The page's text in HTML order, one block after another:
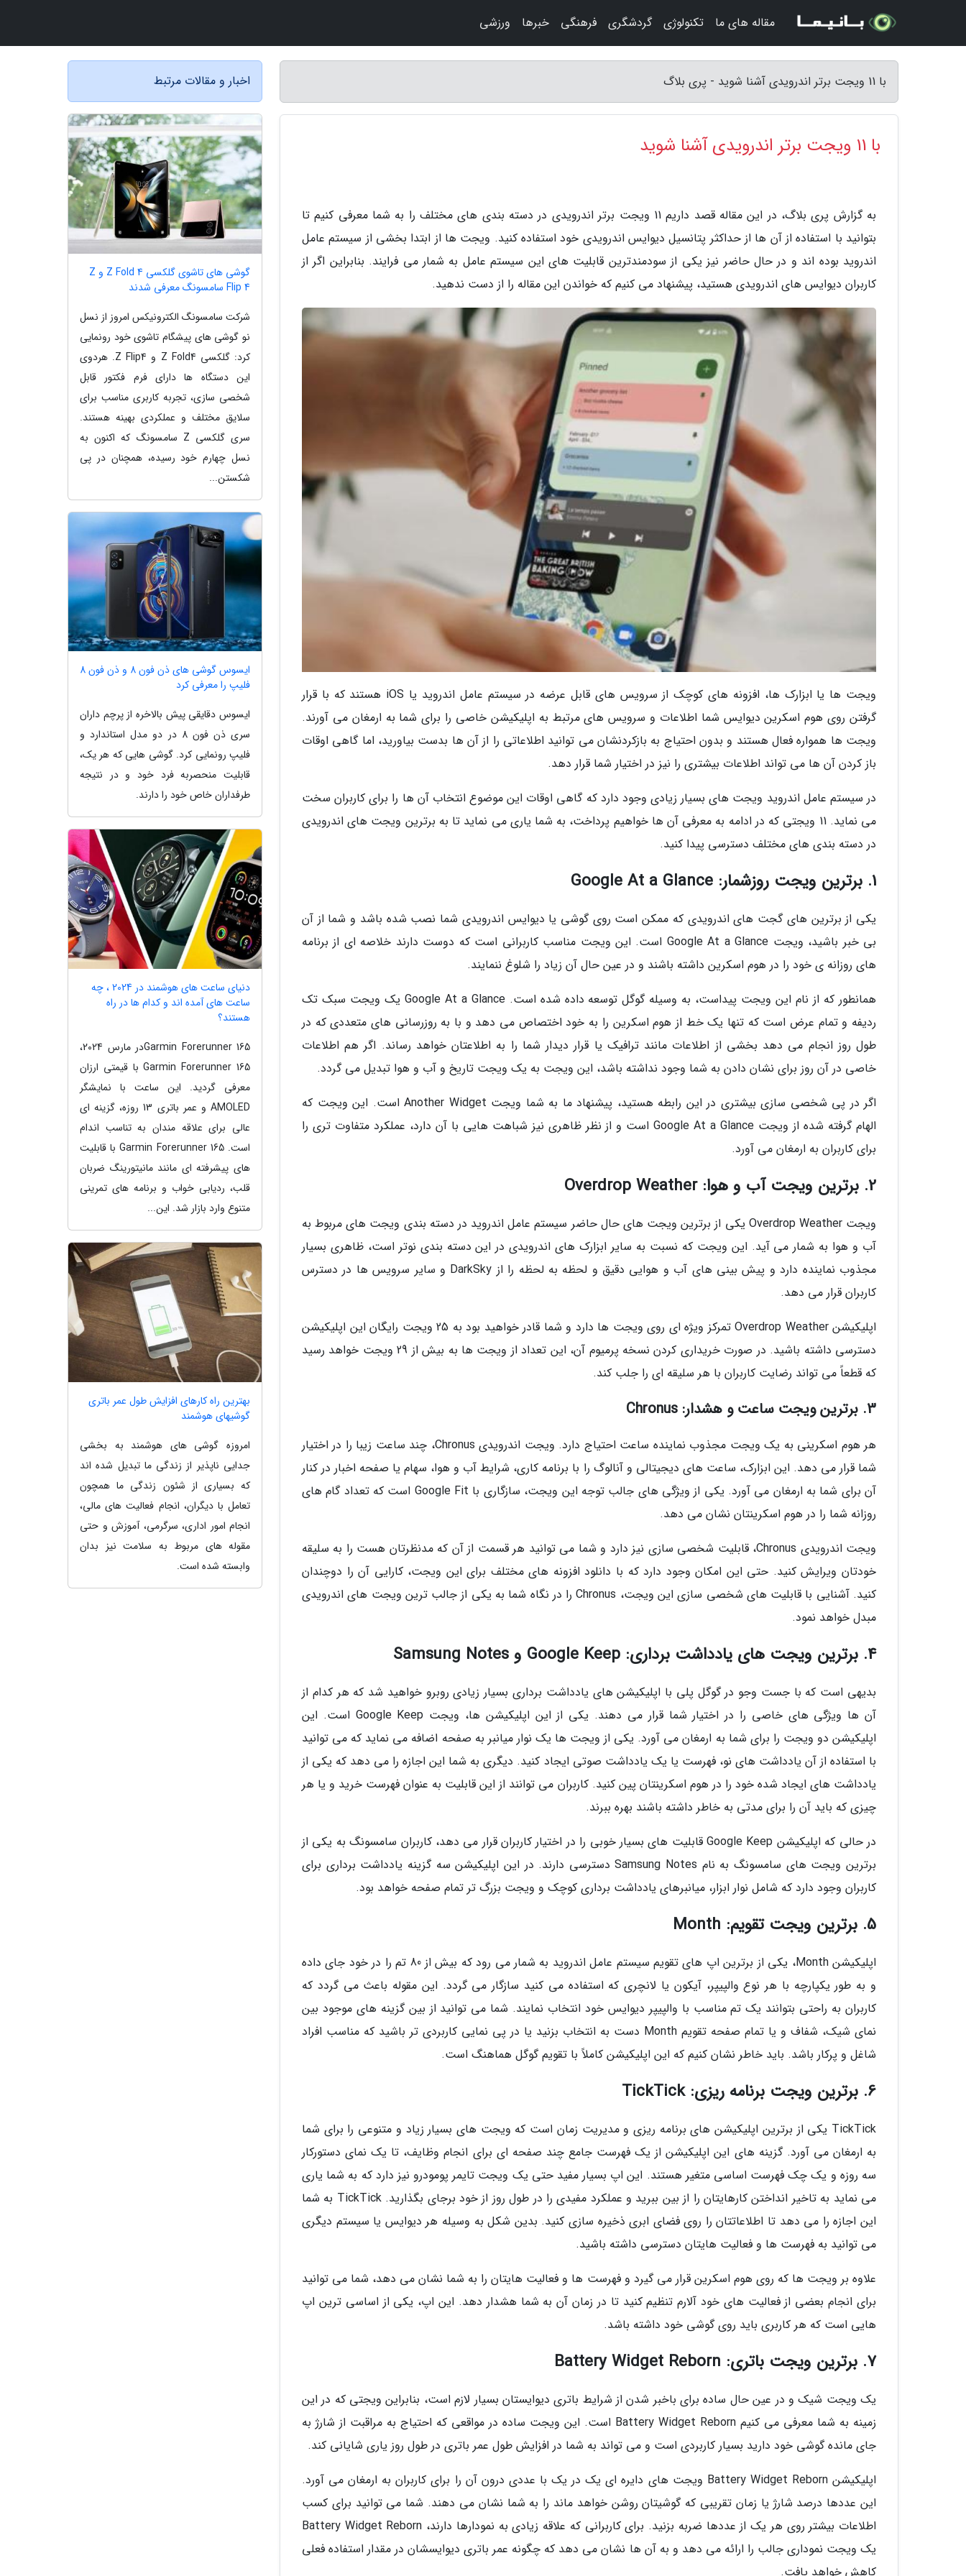
با 11 ویجت برتر اندرویدی آشنا شوید - پری بلاگ
با 11 ویجت برتر اندرویدی آشنا شوید
به گزارش پری بلاگ، در این مقاله قصد داریم 11 ویجت برتر اندرویدی در دسته بندی های مختلف را به شما معرفی کنیم تا
بتوانید با استفاده از آن ها از حداکثر پتانسیل دیوایس اندرویدی خود استفاده کنید. ویجت ها از ابتدا بخشی از سیستم عامل
اندروید بوده اند و در حال حاضر نیز یکی از سودمندترین قابلیت های این سیستم عامل به شمار می فرایند. بنابراین اگر از
کاربران دیوایس های اندرویدی هستید، پیشنهاد می کنیم که خواندن این مقاله را از دست ندهید.
ویجت ها یا ابزارک ها، افزونه های کوچک از سرویس های قابل عرضه در سیستم عامل اندروید یا iOS هستند که با قرار
گرفتن روی هوم اسکرین دیوایس شما اطلاعات و سرویس های مرتبط به اپلیکیشن خاصی را برای شما به ارمغان می آورند.
ویجت ها همواره فعال هستند و بدون احتیاج به بازکردنشان می توانید اطلاعاتی را از آن ها بدست بیاورید، اما گاهی اوقات
باز کردن آن ها می تواند اطلاعات بیشتری را نیز در اختیار شما قرار دهد.
در سیستم عامل اندروید ویجت های بسیار زیادی وجود دارد که گاهی اوقات این موضوع انتخاب آن ها را برای کاربران سخت
می نماید. 11 ویجتی که در ادامه به معرفی آن ها خواهیم پرداخت، به شما یاری می نماید تا به برترین ویجت های اندرویدی
در دسته بندی های مختلف دسترسی پیدا کنید.
1. برترین ویجت روزشمار: Google At a Glance
یکی از برترین های گجت های اندرویدی که ممکن است روی گوشی یا دیوایس اندرویدی شما نصب شده باشد و شما از آن
بی خبر باشید، ویجت Google At a Glance است. این ویجت مناسب کاربرانی است که دوست دارند خلاصه ای از برنامه
های روزانه ی خود را در هوم اسکرین داشته باشند و در عین حال آن زیاد را شلوغ ننمایند.
همانطور که از نام این ویجت پیداست، به وسیله گوگل توسعه داده شده است. Google At a Glance یک ویجت سبک تک
ردیفه و تمام عرض است که تنها یک خط از هوم اسکرین را به خود اختصاص می دهد و با به روزرسانی های متعددی که در
طول روز انجام می دهد بخشی از اطلاعات مانند ترافیک یا قرار دیدار شما را به اطلاعتان خواهد رساند. اگر هم اطلاعات
خاصی در آن روز برای نشان دادن به شما وجود نداشته باشد، این ویجت به یک ویجت تاریخ و آب و هوا تبدیل می گردد.
اگر در پی شخصی سازی بیشتری در این رابطه هستید، پیشنهاد ما به شما ویجت Another Widget است. این ویجت که
الهام گرفته شده از ویجت Google At a Glance است و از نظر ظاهری نیز شباهت هایی با آن دارد، عملکرد متفاوت تری را
برای کاربران به ارمغان می آورد.
2. برترین ویجت آب و هوا: Overdrop Weather
ویجت Overdrop Weather یکی از برترین ویجت های حال حاضر سیستم عامل اندروید در دسته بندی ویجت های مربوط به
آب و هوا به شمار می آید. این ویجت که نسبت به سایر ابزارک های اندرویدی در این دسته بندی نوتر است، ظاهری بسیار
مجذوب نماینده دارد و پیش بینی های آب و هوایی دقیق و لحظه به لحظه را از DarkSky و سایر سرویس ها در دسترس
کاربران قرار می دهد.
اپلیکیشن Overdrop Weather تمرکز ویژه ای روی ویجت ها دارد و شما قادر خواهید بود به 25 ویجت رایگان این اپلیکیشن
دسترسی داشته باشید. در صورت خریداری کردن نسخه پرمیوم آن، این تعداد از ویجت ها به بیش از 29 ویجت خواهد رسید
که قطعاً می تواند رضایت کاربران با هر سلیقه ای را جلب کند.
3. برترین ویجت ساعت و هشدار: Chronus
هر هوم اسکرینی به یک ویجت مجذوب نماینده ساعت احتیاج دارد. ویجت اندرویدی Chronus، چند ساعت زیبا را در اختیار
شما قرار می دهد. این ابزارک، ساعت های دیجیتالی و آنالوگ را با برنامه کاری، شرایط آب و هوا، سهام یا صفحه اخبار در کنار
آن برای شما به ارمغان می آورد. یکی از ویژگی های جالب توجه این ویجت، سازگاری با Google Fit است که تعداد گام های
روزانه شما را در هوم اسکرینتان نشان می دهد.
ویجت اندرویدی Chronus، قابلیت شخصی سازی نیز دارد و شما می توانید هر قسمت از آن که مدنظرتان هست را به سلیقه
خودتان ویرایش کنید. حتی این امکان وجود دارد که با دانلود افزونه های مختلف برای این ویجت، کارایی آن را دوچندان
کنید. آشنایی با قابلیت های شخصی سازی این ویجت، Chronus را در نگاه شما به یکی از جالب ترین ویجت های اندرویدی
مبدل خواهد نمود.
4. برترین ویجت های یادداشت برداری: Google Keep و Samsung Notes
بدیهی است که با جست وجو در گوگل پلی با اپلیکیشن های یادداشت برداری بسیار زیادی روبرو خواهید شد که هر کدام از
آن ها ویژگی های خاصی را در اختیار شما قرار می دهند. یکی از این اپلیکیشن ها، ویجت Google Keep است. این
اپلیکیشن دو ویجت را برای شما به ارمغان می آورد. یکی از ویجت ها یک نوار میانبر به صفحه اضافه می نماید که می توانید
با استفاده از آن یادداشت های نو، فهرست یا یک یادداشت صوتی ایجاد کنید. دیگری به شما این اجازه را می دهد که یکی از
یادداشت های ایجاد شده خود را در هوم اسکرینتان پین کنید. کاربران می توانند از این قابلیت به عنوان فهرست خرید و یا هر
چیزی که باید آن را برای مدتی به خاطر داشته باشند بهره ببرند.
در حالی که اپلیکیشن Google Keep قابلیت های بسیار خوبی را در اختیار کاربران قرار می دهد، کاربران سامسونگ به یکی از
برترین ویجت های سامسونگ به نام Samsung Notes دسترسی دارند. در این اپلیکیشن سه گزینه یادداشت برداری برای
کاربران وجود دارد که شامل نوار ابزار، میانبرهای یادداشت برداری کوچک و ویجت بزرگ تر تمام صفحه خواهد بود.
5. برترین ویجت تقویم: Month
اپلیکیشن Month، یکی از برترین اپ های تقویم سیستم عامل اندروید به شمار می رود که بیش از 80 تم را در خود جای داده
و به طور یکپارچه با هر نوع والپیپر، آیکون یا لانچری که استفاده می کنید سازگار می گردد. این مقوله باعث می گردد که
کاربران به راحتی بتوانند یک تم مناسب با والپیپر دیوایس خود انتخاب نمایند. شما می توانید از بین گزینه های موجود بین
نمای شیک، شفاف و یا تمام صفحه تقویم Month دست به انتخاب بزنید یا در پی نمایی کاربردی تر باشید که مناسب افراد
شاغل و پرکار باشد. باید خاطر نشان کنیم که این اپلیکیشن کاملاً با تقویم گوگل هماهنگ است.
6. برترین ویجت برنامه ریزی: TickTick
TickTick یکی از برترین اپلیکیشن های برنامه ریزی و مدیریت زمان است که ویجت های بسیار زیاد و متنوعی را برای شما
به ارمغان می آورد. گزینه های این اپلیکیشن از یک فهرست جامع چند صفحه ای برای انجام وظایف، تا یک نمای دستورکار
سه روزه و یک چک فهرست اساسی متغیر هستند. این اپ بسیار مفید حتی یک ویجت تایمر پومودرو نیز دارد که به شما یاری
می نماید به تاخیر انداختن کارهایتان را از بین ببرید و عملکرد مفیدی را در طول روز از خود برجای بگذارید. TickTick به شما
این اجازه را می دهد تا اطلاعاتتان را روی فضای ابری ذخیره سازی کنید. بدین شکل به وسیله هر دیوایس یا سیستم دیگری
می توانید به فهرست ها و فعالیت هایتان دسترسی داشته باشید.
علاوه بر ویجت ها که روی هوم اسکرین قرار می گیرد و فهرست ها و فعالیت هایتان را به شما نشان می دهد، شما می توانید
برای انجام بعضی از فعالیت های خود آلارم تنظیم کنید تا در زمان آن به شما هشدار دهد. این اپ، یکی از اساسی ترین اپ
هایی است که هر کاربری باید روی گوشی خود داشته باشد.
7. برترین ویجت باتری: Battery Widget Reborn
یک ویجت شیک و در عین حال ساده برای باخبر شدن از شرایط باتری دیوایستان بسیار لازم است، بنابراین ویجتی که در این
زمینه به شما معرفی می کنیم Battery Widget Reborn است. این ویجت ساده در مواقعی که احتیاج به مراقبت از شارژ به
جای مانده گوشی خود دارید بسیار کاربردی است و می تواند به شما در افزایش طول عمر باتری در طول روز یاری شایانی کند.
اپلیکیشن Battery Widget Reborn ویجت های دایره ای یک در یک با عددی درون آن را برای کاربران به ارمغان می آورد.
این عددها درصد شارژ یا زمان تقریبی که گوشیتان روشن خواهد ماند را به شما نشان می دهند. شما می توانید برای کسب
اطلاعات بیشتر روی هر یک از عددها ضربه بزنید. برای کاربرانی که علاقه زیادی به نمودارها دارند، Battery Widget Reborn
یک ویجت نموداری جالب را ارائه می دهد و به آن ها نشان می دهد که چگونه عمر باتری دیوایسشان در مقدار استفاده فعلی
کاهش خواهد یافت.
اخبار و مقالات مرتبط
گوشی های تاشوی گلکسی Z Fold 4 و Z
Flip 4 سامسونگ معرفی شدند
شرکت سامسونگ الکترونیکس امروز از نسل
نو گوشی های پیشگام تاشوی خود رونمایی
کرد: گلکسی Z Fold4 و Z Flip4. هردوی
این دستگاه ها دارای فرم فکتور قابل
شخصی سازی، تجربه کاربری مناسب برای
سلایق مختلف و عملکردی بهینه هستند.
سری گلکسی Z سامسونگ که اکنون به
نسل چهارم خود رسیده، همچنان در پی
شکستن...
ایسوس گوشی های ذن فون 8 و ذن فون 8
فلیپ را معرفی کرد
ایسوس دقایقی پیش بالاخره از پرچم داران
سری ذن فون 8 در دو مدل استاندارد و
فلیپ رونمایی کرد. گوشی هایی که هر یک،
قابلیت منحصربه فرد خود و در نتیجه
طرفداران خاص خود را دارند.
دنیای ساعت های هوشمند در 2024 ، چه
ساعت های آمده اند و کدام ها در راه
هستند؟
Garmin Forerunner 165در مارس 2024،
Garmin Forerunner 165 با قیمتی ارزان
معرفی گردید. این ساعت با نمایشگر
AMOLED و عمر باتری 13 روزه، گزینه ای
عالی برای علاقه مندان به تناسب اندام
است. Garmin Forerunner 165 با قابلیت
های پیشرفته ای مانند مانیتورینگ ضربان
قلب، ردیابی خواب و برنامه های تمرینی
متنوع وارد بازار شد. این...
بهترین راه کارهای افزایش طول عمر باتری
گوشیهای هوشمند
امروزه گوشی های هوشمند به بخشی
جدایی ناپذیر از زندگی ما تبدیل شده اند
که بسیاری از شئون زندگی ما همچون
تعامل با دیگران، انجام فعالیت های مالی،
انجام امور اداری، سرگرمی، آموزش و حتی
مقوله های مربوط به سلامت نیز بدان
وابسته شده است.
مقاله های ما تکنولوژی گردشگری فرهنگی خبرها ورزشی